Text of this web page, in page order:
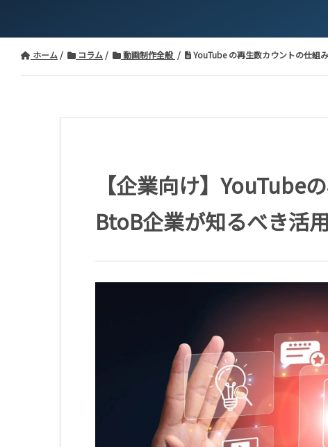
ホーム コラム 動画制作全般 YouTube の再生数カウントの仕組
【企業向け】YouTube
BtoB企業が知るべき活